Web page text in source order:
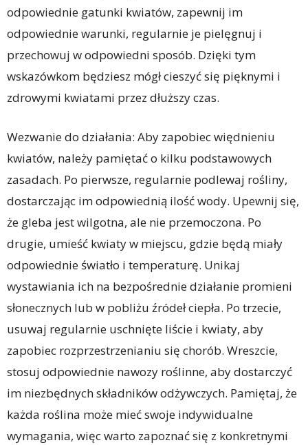
odpowiednie gatunki kwiatów, zapewnij im
odpowiednie warunki, regularnie je pielęgnuj i
przechowuj w odpowiedni sposób. Dzięki tym
wskazówkom będziesz mógł cieszyć się pięknymi i
zdrowymi kwiatami przez dłuższy czas.
Wezwanie do działania: Aby zapobiec więdnieniu
kwiatów, należy pamiętać o kilku podstawowych
zasadach. Po pierwsze, regularnie podlewaj rośliny,
dostarczając im odpowiednią ilość wody. Upewnij się,
że gleba jest wilgotna, ale nie przemoczona. Po
drugie, umieść kwiaty w miejscu, gdzie będą miały
odpowiednie światło i temperaturę. Unikaj
wystawiania ich na bezpośrednie działanie promieni
słonecznych lub w pobliżu źródeł ciepła. Po trzecie,
usuwaj regularnie uschnięte liście i kwiaty, aby
zapobiec rozprzestrzenianiu się chorób. Wreszcie,
stosuj odpowiednie nawozy roślinne, aby dostarczyć
im niezbędnych składników odżywczych. Pamiętaj, że
każda roślina może mieć swoje indywidualne
wymagania, więc warto zapoznać się z konkretnymi